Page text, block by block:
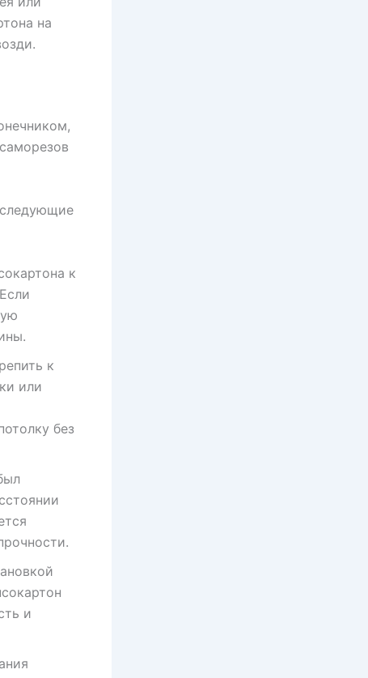
на
к
к
или
без
и